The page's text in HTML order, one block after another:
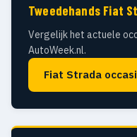
Tweedehands Fiat
Vergelijk het actuele
AutoWeek.nl.
Fiat Strada